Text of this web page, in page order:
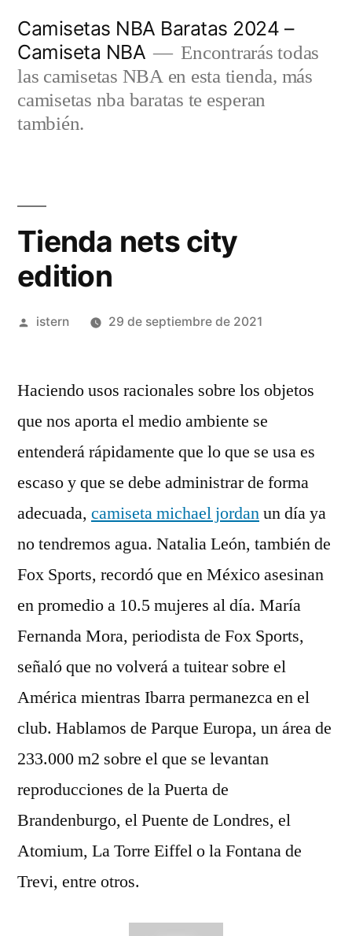
contenido
Camisetas NBA Baratas 2024 –
Camiseta NBA
Encontrarás todas
las camisetas NBA en esta tienda, más
camisetas nba baratas te esperan
también.
Tienda nets city
edition
Publicado
istern 29 de septiembre de 2021
Haciendo usos racionales sobre los objetos
que nos aporta el medio ambiente se
entenderá rápidamente que lo que se usa es
escaso y que se debe administrar de forma
adecuada, camiseta michael jordanun día ya
no tendremos agua. Natalia León, también de
Fox Sports, recordó que en México asesinan
en promedio a 10.5 mujeres al día. María
Fernanda Mora, periodista de Fox Sports,
señaló que no volverá a tuitear sobre el
América mientras Ibarra permanezca en el
club. Hablamos de Parque Europa, un área de
233.000 m2 sobre el que se levantan
reproducciones de la Puerta de
Brandenburgo, el Puente de Londres, el
Atomium, La Torre Eiffel o la Fontana de
Trevi, entre otros.